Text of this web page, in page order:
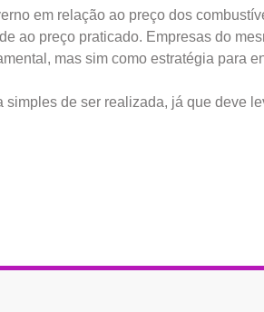
em relação ao preço dos
ao preço praticado. Empresas do
mas sim como estratégia para
de ser realizada, já que deve